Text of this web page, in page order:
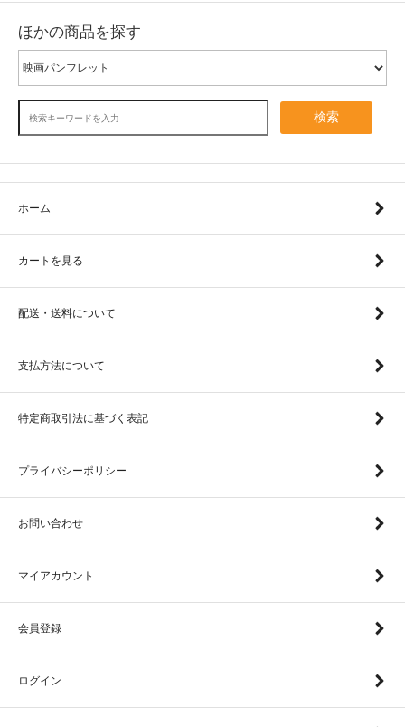
ほかの商品を探す
検索
ホーム
カートを見る
配送・送料について
支払方法について
特定商取引法に基づく表記
プライバシーポリシー
お問い合わせ
マイアカウント
会員登録
ログイン